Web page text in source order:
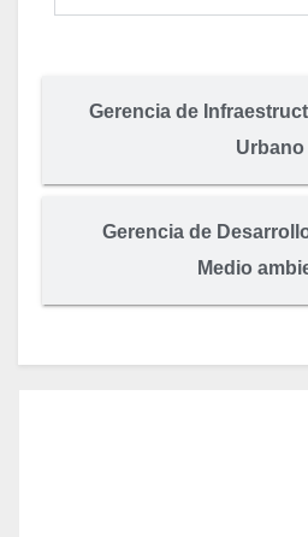
Gerencia de
Urbano
Gerencia de
Medio